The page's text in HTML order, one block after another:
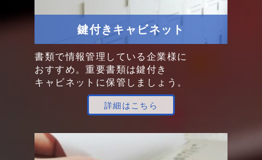
鍵付きキャビネット
書類で情報管理 している企業様に
おすすめ。重要書類は鍵付き
キャビネット に保管 しましょう。
詳細はこちら